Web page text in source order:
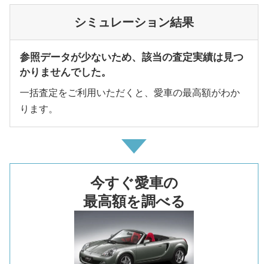
シミュレーション結果
参照データが少ないため、該当の査定実績は見つ
かりませんでした。
一括査定をご利用いただくと、愛車の最高額がわか
ります。
今すぐ愛車の
最高額を調べる